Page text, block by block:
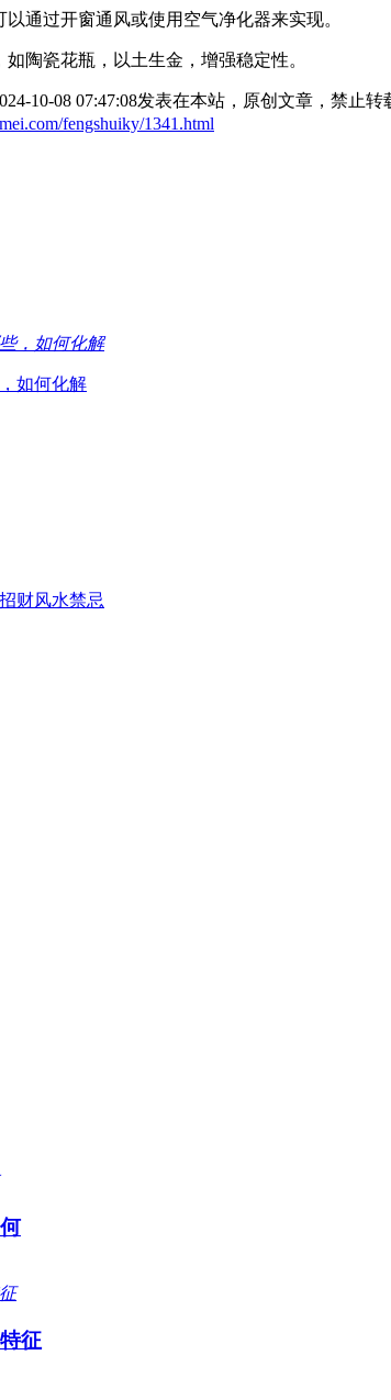
通过开窗通风或使用空气净化器来实现。
陶瓷花瓶，以土生金，增强稳定性。
10-08 07:47:08发表在本站，原创文章，禁止
fengshuiky/1341.html
如何化解
财风水禁忌
征